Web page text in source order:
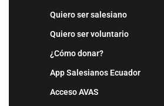
Quiero ser salesiano
Quiero ser voluntario
¿Cómo donar?
App Salesianos Ecuador
Acceso AVAS